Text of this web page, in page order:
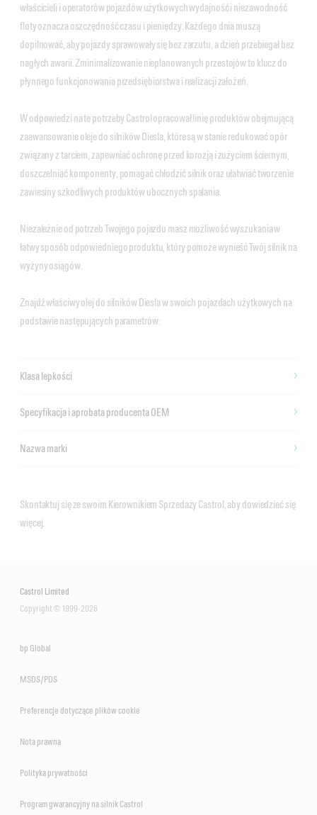
właścicieli i operatorów pojazdów użytkowych wydajność i niezawodność
floty oznacza oszczędność czasu i pieniędzy. Każdego dnia muszą
dopilnować, aby pojazdy sprawowały się bez zarzutu, a dzień przebiegał bez
nagłych awarii. Zminimalizowanie nieplanowanych przestojów to klucz do
płynnego funkcjonowania przedsiębiorstwa i realizacji założeń.
W odpowiedzi na te potrzeby Castrol opracował linię produktów obejmującą
zaawansowanie oleje do silników Diesla, które są w stanie redukować opór
związany z tarciem, zapewniać ochronę przed korozją i zużyciem ściernym,
doszczelniać komponenty, pomagać chłodzić silnik oraz ułatwiać tworzenie
zawiesiny szkodliwych produktów ubocznych spalania.
Niezależnie od potrzeb Twojego pojazdu masz możliwość wyszukania w
łatwy sposób odpowiedniego produktu, który pomoże wynieść Twój silnik na
wyżyny osiągów.
Znajdź właściwy olej do silników Diesla w swoich pojazdach użytkowych na
podstawie następujących parametrów:
Klasa lepkości
Specyfikacja i aprobata producenta OEM
Nazwa marki
Skontaktuj się ze swoim Kierownikiem Sprzedaży Castrol, aby dowiedzieć się
więcej.
Castrol Limited
Copyright © 1999-2026
bp Global
MSDS/PDS
Preferencje dotyczące plików cookie
Nota prawna
Polityka prywatności
Program gwarancyjny na silnik Castrol